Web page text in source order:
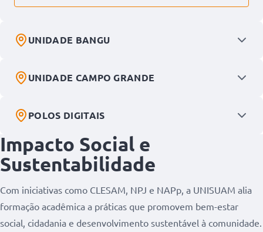
UNIDADE BANGU
UNIDADE CAMPO GRANDE
POLOS DIGITAIS
Impacto Social e
Sustentabilidade
Com iniciativas como CLESAM, NPJ e NAPp, a UNISUAM alia
formação acadêmica a práticas que promovem bem-estar
social, cidadania e desenvolvimento sustentável à comunidade.